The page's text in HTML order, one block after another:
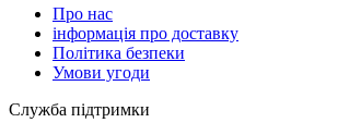
Про нас
інформація про доставку
Політика безпеки
Умови угоди
Служба підтримки